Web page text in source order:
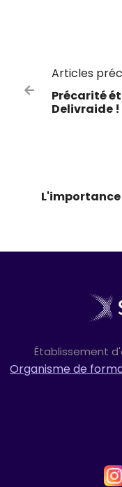

Articles
Précarité
Delivraide !
L'importance
Établissement
Organisme de